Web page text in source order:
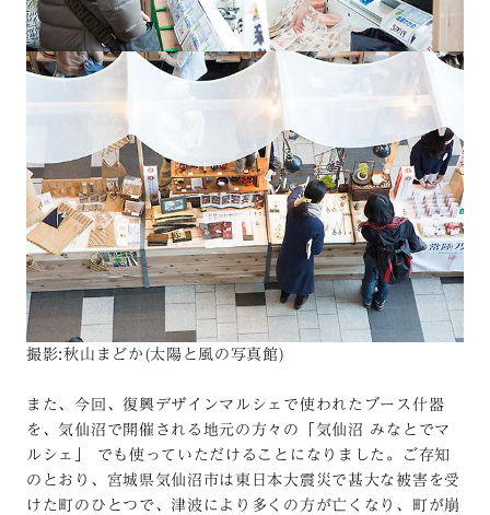
撮影:秋山まどか(太陽と風の写真館)
また、今回、復興デザインマルシェで使われたブース什器
を、気仙沼で開催される地元の方々の「気仙沼 みなとでマ
ルシェ」 でも使っていただけることになりました。ご存知
のとおり、宮城県気仙沼市は東日本大震災で甚大な被害を受
けた町のひとつで、津波により多くの方が亡くなり、町が崩